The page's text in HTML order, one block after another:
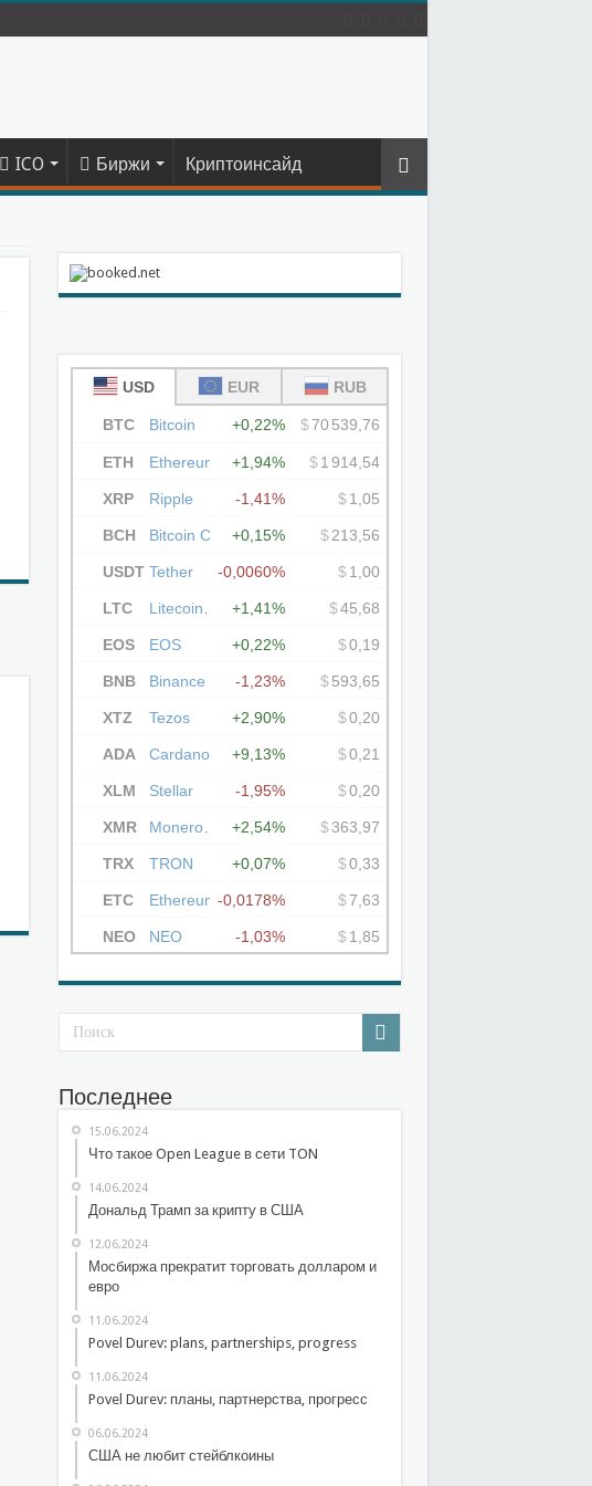
ICO Биржи Криптоинсайд
Последнее
15.06.2024
Что такое Open League в сети TON
14.06.2024
Дональд Трамп за крипту в США
12.06.2024
Мосбиржа прекратит торговать долларом и
евро
11.06.2024
Povel Durev: plans, partnerships, progress
11.06.2024
Povel Durev: планы, партнерства, прогресс
06.06.2024
США не любит стейблкоины